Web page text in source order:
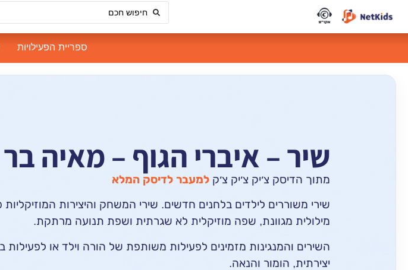
ספריית הפעילויות
שיר – איברי הגוף – מאיה
מתוך הדיסק צ׳יק צ׳יק צ׳ק למעבר לדיסק המלא
שירי משוררים לילדים בלחנים חדשים. שירי המשחק והיצירות
מילולית מגוונת, שפה מוזיקלית לא שגרתית ושפת תנועה מרתקת.
השירים והמנגינות מזמינים לפעילות משותפת של הורה וילד או לפעילות
יצירתית, הומור והנאה.